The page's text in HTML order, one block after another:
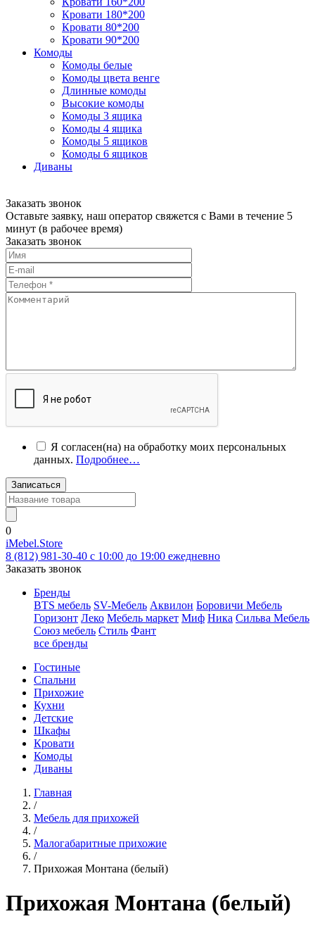
Кровати 180*200
Кровати 80*200
Кровати 90*200
Комоды
Комоды белые
Комоды цвета венге
Длинные комоды
Высокие комоды
Комоды 3 ящика
Комоды 4 ящика
Комоды 5 ящиков
Комоды 6 ящиков
Диваны
Заказать звонок
Оставьте заявку, наш оператор свяжется с Вами в течение 5
минут (в рабочее время)
Заказать звонок
Я согласен(на) на обработку моих персональных
данных. Подробнее…
Записаться
0
iMebel.Store
8 (812) 981-30-40 c 10:00 до 19:00 ежедневно
Заказать звонок
Бренды
BTS мебель SV-Мебель Аквилон Боровичи Мебель
Горизонт Леко Мебель маркет Миф Ника Сильва Мебель
Союз мебель Стиль Фант
все бренды
Гостиные
Спальни
Прихожие
Кухни
Детские
Шкафы
Кровати
Комоды
Диваны
Главная
/
Мебель для прихожей
/
Малогабаритные прихожие
/
Прихожая Монтана (белый)
Прихожая Монтана (белый)